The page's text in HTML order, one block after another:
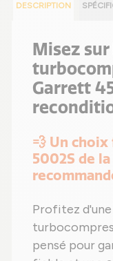
DESCRIPTION
Misez
Garrett
💨 Un
5002S de
Profitez d'une
pensé pour